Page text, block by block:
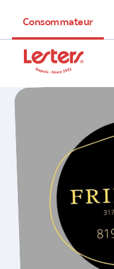
Consommateur